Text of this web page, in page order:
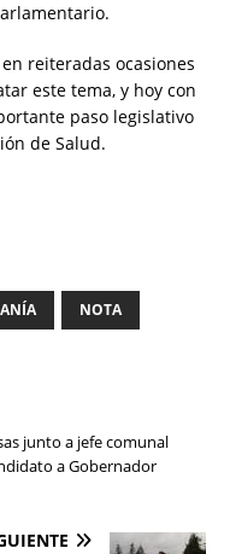
reiteradas ocasiones
este tema, y hoy con
paso legislativo
de Salud.
NOTA
junto a jefe comunal
a Gobernador